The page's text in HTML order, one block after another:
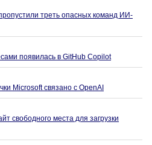
треть опасных команд ИИ-
появилась в GitHub Copilot
Microsoft связано с OpenAI
свободного места для загрузки